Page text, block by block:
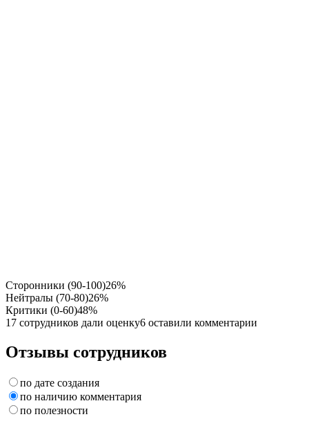
Сторонники (90-100)26%
Нейтралы (70-80)26%
Критики (0-60)48%
17 сотрудников дали оценку6 оставили комментарии
Отзывы сотрудников
по дате создания
по наличию комментария
по полезности